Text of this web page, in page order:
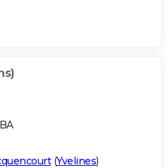
(Yvelines)